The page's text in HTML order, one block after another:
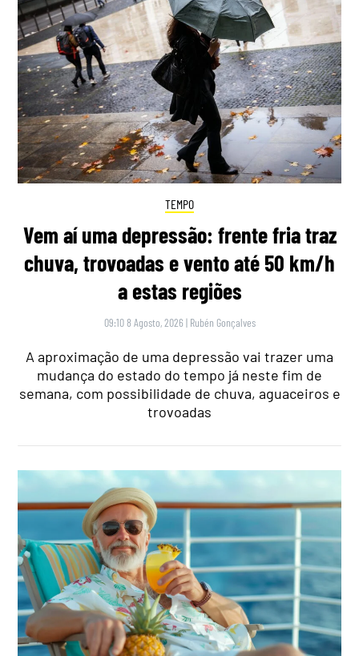
TEMPO
Vem aí uma depressão: frente fria traz
chuva, trovoadas e vento até 50 km/h
a estas regiões
09:10 8 Agosto, 2026 | Rubén Gonçalves
A aproximação de uma depressão vai trazer uma
mudança do estado do tempo já neste fim de
semana, com possibilidade de chuva, aguaceiros e
trovoadas